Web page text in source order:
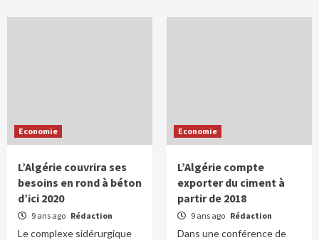
Economie
L’Algérie couvrira ses
besoins en rond à béton
d’ici 2020
9 ans ago Rédaction
Le complexe sidérurgique
Economie
L’Algérie compte
exporter du ciment à
partir de 2018
9 ans ago Rédaction
Dans une conférence de